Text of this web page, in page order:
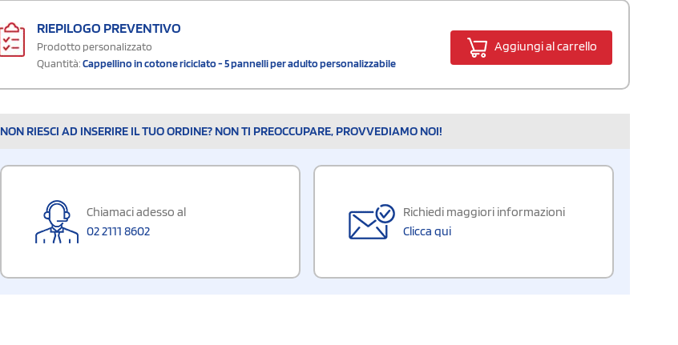
RIEPILOGO PREVENTIVO
Prodotto personalizzato
Quantità:Cappellino in cotone riciclato - 5 pannelli per adulto personalizzabile
Aggiungi al carrello
NON RIESCI AD INSERIRE IL TUO ORDINE? NON TI PREOCCUPARE, PROVVEDIAMO NOI!
Chiamaci adesso al
02 2111 8602
Richiedi maggiori informazioni
Clicca qui